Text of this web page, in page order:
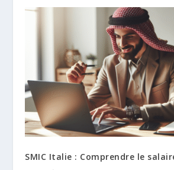
SMIC Italie : Comprendre le